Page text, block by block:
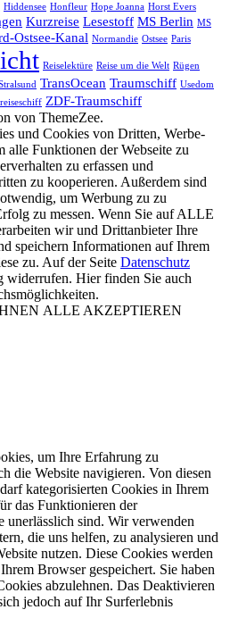
Hiddensee Honfleur Hope Joanna Horst Evers
Kurzreise Lesestoff MS Berlin MS
Ostsee-Kanal Normandie Ostsee Paris
Reiselektüre Reise um die Welt Rügen
TransOcean Traumschiff Usedom
ZDF-Traumschiff
von ThemeZee.
und Cookies von Dritten, Werbe-
alle Funktionen der Webseite zu
zu erfassen und
zu kooperieren. Außerdem sind
um Werbung zu zu
zu messen. Wenn Sie auf ALLE
wir und Drittanbieter Ihre
speichern Informationen auf Ihrem
zu. Auf der Seite Datenschutz
Hier finden Sie auch
ALLE AKZEPTIEREN
um Ihre Erfahrung zu
die Website navigieren. Von diesen
kategorisierten Cookies in Ihrem
das Funktionieren der
unerlässlich sind. Wir verwenden
die uns helfen, zu analysieren und
nutzen. Diese Cookies werden
Browser gespeichert. Sie haben
abzulehnen. Das Deaktivieren
jedoch auf Ihr Surferlebnis